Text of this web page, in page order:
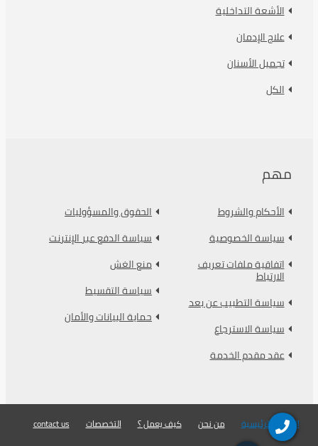
الأشعة التداخلية
علاج الإدمان
تجميل الأسنان
الكل
مهم
الأحكام والشروط
سياسة الخصوصية
اتفاقية ملفات تعريف
الارتباط
سياسة التطبيب عن بعد
سياسة الاسترجاع
عقد مقدم الخدمة
الحقوق والمسؤوليات
سياسة الدفع عبر الإنترنت
منع الغش
سياسة التقسيط
حماية البيانات والأمان
الصفحة الرئيسية من نحن كيف يعمل ؟ التخصصات
contact us